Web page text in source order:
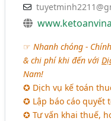
☞Nhanh chóng -
& chi phí khi đến với
Nam!
✪ Dịch vụ kế toán
✪ Lập báo cáo quyết
✪ Tư vấn khai thuế,